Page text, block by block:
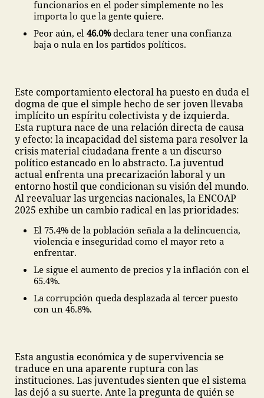
funcionarios en el poder simplemente no les
importa lo que la gente quiere.
Peor aún, el 46.0%declara tener una confianza
baja o nula en los partidos políticos.
Este comportamiento electoral ha puesto en duda el
dogma de que el simple hecho de ser joven llevaba
implícito un espíritu colectivista y de izquierda.
Esta ruptura nace de una relación directa de causa
y efecto: la incapacidad del sistema para resolver la
crisis material ciudadana frente a un discurso
político estancado en lo abstracto. La juventud
actual enfrenta una precarización laboral y un
entorno hostil que condicionan su visión del mundo.
Al reevaluar las urgencias nacionales, la ENCOAP
2025 exhibe un cambio radical en las prioridades:
El 75.4% de la población señala a la delincuencia,
violencia e inseguridad como el mayor reto a
enfrentar.
Le sigue el aumento de precios y la inflación con el
65.4%.
La corrupción queda desplazada al tercer puesto
con un 46.8%.
Esta angustia económica y de supervivencia se
traduce en una aparente ruptura con las
instituciones. Las juventudes sienten que el sistema
las dejó a su suerte. Ante la pregunta de quién se